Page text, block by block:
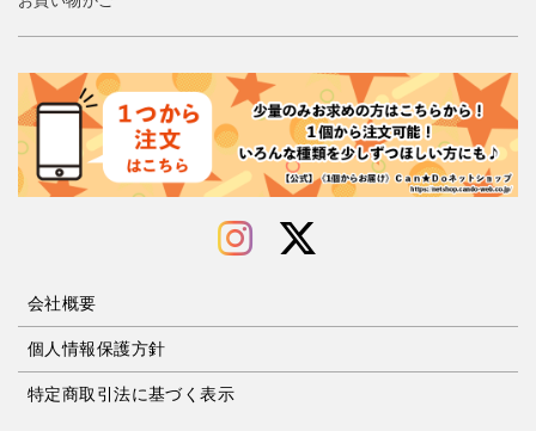
会社概要
個人情報保護方針
特定商取引法に基づく表示